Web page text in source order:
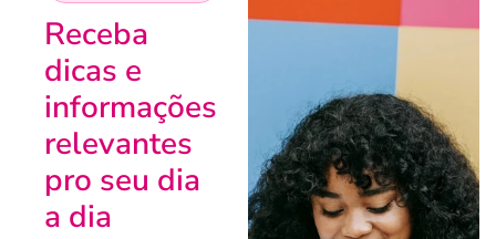
Receba
dicas e
informações
relevantes
pro seu dia
a dia